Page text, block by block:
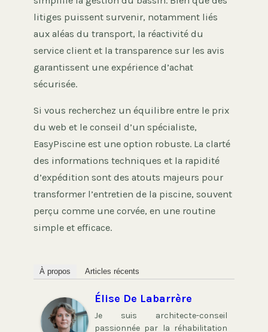
litiges puissent survenir, notamment liés
aux aléas du transport, la réactivité du
service client et la transparence sur les avis
garantissent une expérience d’achat
sécurisée.
Si vous recherchez un équilibre entre le prix
du web et le conseil d’un spécialiste,
EasyPiscine est une option robuste. La clarté
des informations techniques et la rapidité
d’expédition sont des atouts majeurs pour
transformer l’entretien de la piscine, souvent
perçu comme une corvée, en une routine
simple et efficace.
À propos Articles récents
Élise De Labarrère
Je suis architecte-conseil
passionnée par la réhabilitation